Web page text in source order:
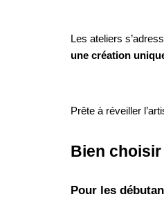
Les ateliers
une création
Prête à réveiller
Bien
Pour les